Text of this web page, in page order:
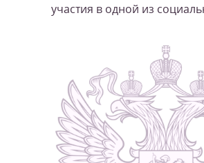
участия в одной из